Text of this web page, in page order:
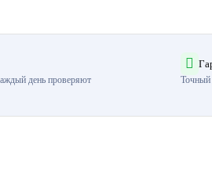
день проверяют
Точный